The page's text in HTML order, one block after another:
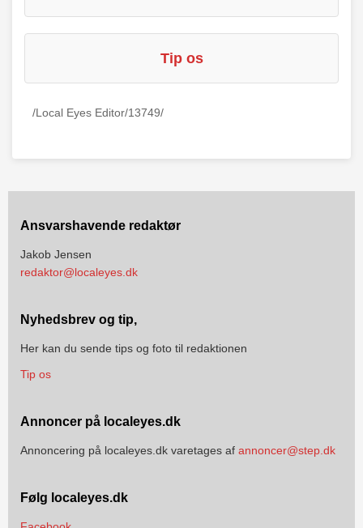
Tip os
/Local Eyes Editor/13749/
Ansvarshavende redaktør
Jakob Jensen
redaktor@localeyes.dk
Nyhedsbrev og tip,
Her kan du sende tips og foto til redaktionen
Tip os
Annoncer på localeyes.dk
Annoncering på localeyes.dk varetages af annoncer@step.dk
Følg localeyes.dk